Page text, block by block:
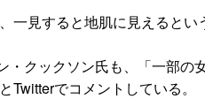
選手
試乗会
話題
社会
一見すると地肌に見えるとい
・クックソン氏も、「一部
でコメントしている。